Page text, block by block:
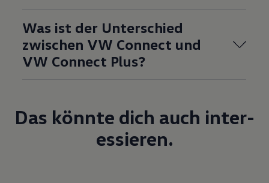
Was ist der Unterschied
zwischen VW Connect und
VW Connect Plus?
Das könnte dich auch inter­
essieren.